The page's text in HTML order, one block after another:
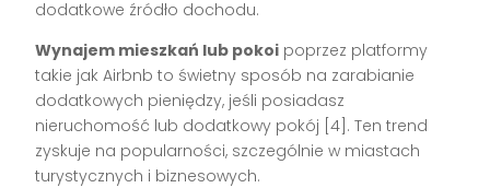
dodatkowe źródło dochodu.
Wynajem mieszkań lub pokoi poprzez platformy
takie jak Airbnb to świetny sposób na zarabianie
dodatkowych pieniędzy, jeśli posiadasz
nieruchomość lub dodatkowy pokój [4]. Ten trend
zyskuje na popularności, szczególnie w miastach
turystycznych i biznesowych.